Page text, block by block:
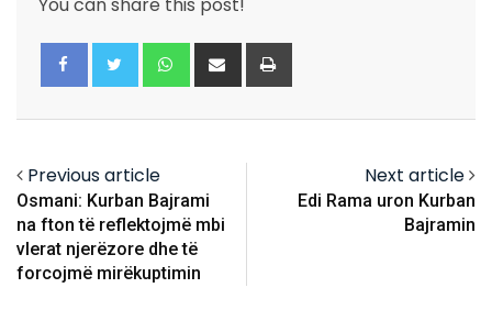
Whatsapp
Share
via
Previous article
Osmani: Kurban Bajrami
na fton të reflektojmë mbi
vlerat njerëzore dhe të
forcojmë mirëkuptimin
Next article
Edi Rama uron Kurban
Bajramin